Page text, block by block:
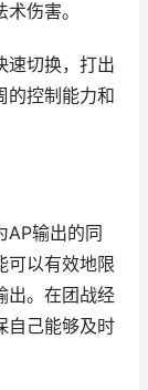
伤害。
速切换，打出
的控制能力和
AP输出的同
可以有效地限
出。在团战经
自己能够及时